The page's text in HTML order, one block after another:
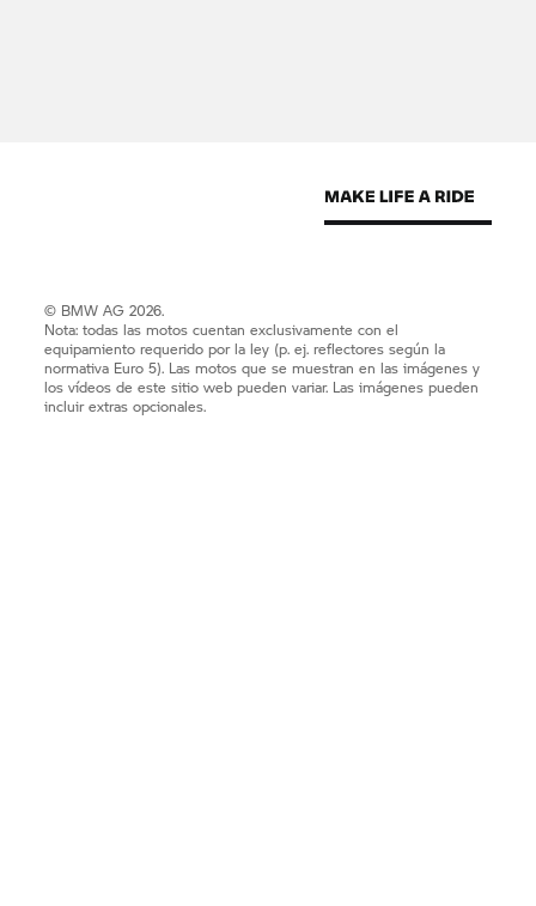
© BMW AG 2026.
Nota: todas las motos cuentan exclusivamente con el
equipamiento requerido por la ley (p. ej. reflectores según la
normativa Euro 5). Las motos que se muestran en las imágenes y
los vídeos de este sitio web pueden variar. Las imágenes pueden
incluir extras opcionales.